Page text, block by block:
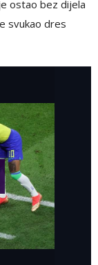
ostao bez dijela
svukao dres